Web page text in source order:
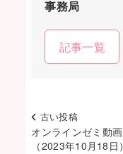
事務局
記事一覧
古い投稿
オンラインゼミ動画
（2023年10月18日）